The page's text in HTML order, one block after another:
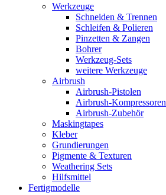
Werkzeuge
Schneiden & Trennen
Schleifen & Polieren
Pinzetten & Zangen
Bohrer
Werkzeug-Sets
weitere Werkzeuge
Airbrush
Airbrush-Pistolen
Airbrush-Kompressoren
Airbrush-Zubehör
Maskingtapes
Kleber
Grundierungen
Pigmente & Texturen
Weathering Sets
Hilfsmittel
Fertigmodelle